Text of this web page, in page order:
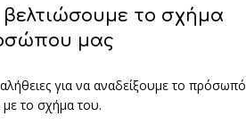
το σχήμα
μας
για να αναδείξουμε το πρόσωπό
το σχήμα του.